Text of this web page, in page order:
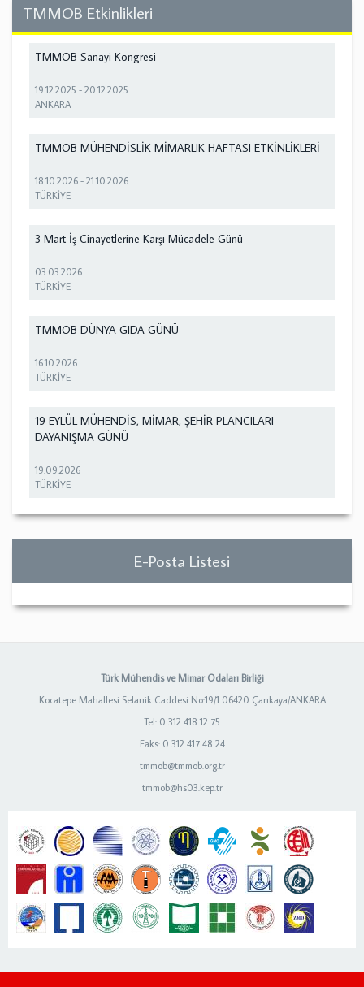
TMMOB Etkinlikleri
TMMOB Sanayi Kongresi
19.12.2025 -20.12.2025
ANKARA
TMMOB MÜHENDİSLİK MİMARLIK HAFTASI ETKİNLİKLERİ
18.10.2026 -21.10.2026
TÜRKİYE
3 Mart İş Cinayetlerine Karşı Mücadele Günü
03.03.2026
TÜRKİYE
TMMOB DÜNYA GIDA GÜNÜ
16.10.2026
TÜRKİYE
19 EYLÜL MÜHENDİS, MİMAR, ŞEHİR PLANCILARI
DAYANIŞMA GÜNÜ
19.09.2026
TÜRKİYE
E-Posta Listesi
Türk Mühendis ve Mimar Odaları Birliği
Kocatepe Mahallesi Selanik Caddesi No:19/1 06420 Çankaya/ANKARA
Tel: 0 312 418 12 75
Faks: 0 312 417 48 24
tmmob@tmmob.org.tr
tmmob@hs03.kep.tr